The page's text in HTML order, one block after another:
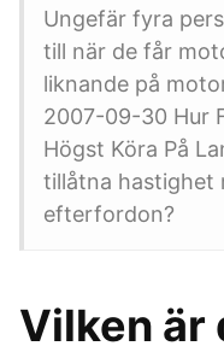
Ungefär fyra
till när de får
liknande på
2007-09-30 Hur
Högst Köra På
tillåtna hastighet
efterfordon?
Vilken är